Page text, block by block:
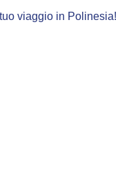
viaggio in Polinesia!